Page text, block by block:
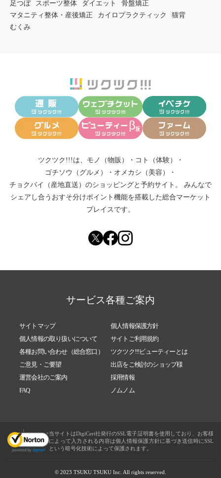
足つぼ
スポーツ整体 ダイエット
骨盤矯正
マタニティ整体・産後矯正
カイロプラクティック
猫背
むくみ
ツクツク!!!は、 モノ（物販） ・ コト（体験）
・
ゴチソウ（グルメ）
・ オメカシ（美容）
・
チョクバイ（産地直送） のショッピングと予約サイト。
みんなで
シェアし合う おすそ分けポイント機能を搭載した総合マーケット
プレイスです。
サービス各種ご案内
サイトマップ
個人情報保護方針
個人情報の取り扱いについて
サイトご利用規約
各種お問い合わせ（総合窓口）
ツクツク!!!ビューティーとは
ご意見・ご要望
出店をご検討のショップ様
運営会社のご案内
採用情報
FAQ
ノムノム
当サイトはDigiCert社発行のSSL電子証明書を使用しており、お客様
によって入力される内容は個人情報保護方針に基づき送信時にSSL
という暗号化技術によって保護されます。
© 2023 TSUKU TSUKU Inc. All rights reserved.